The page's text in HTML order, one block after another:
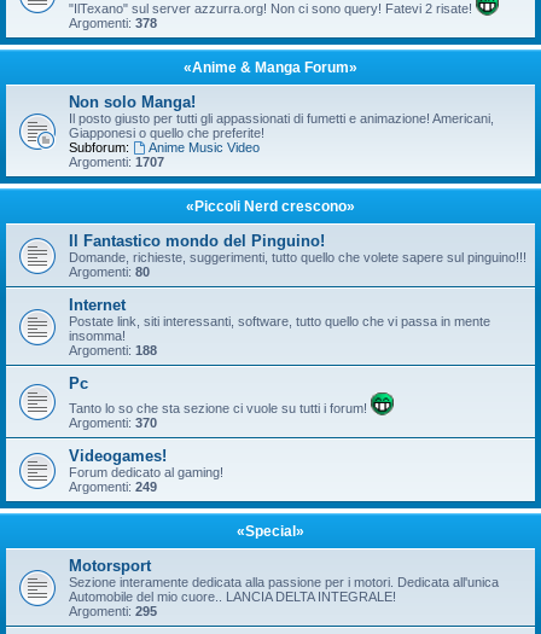
"IlTexano" sul server azzurra.org! Non ci sono query! Fatevi 2 risate!
Argomenti: 378
«Anime & Manga Forum»
Non solo Manga!
Il posto giusto per tutti gli appassionati di fumetti e animazione! Americani,
Giapponesi o quello che preferite!
Subforum:
Anime Music Video
Argomenti: 1707
«Piccoli Nerd crescono»
Il Fantastico mondo del Pinguino!
Domande, richieste, suggerimenti, tutto quello che volete sapere sul pinguino!!!
Argomenti: 80
Internet
Postate link, siti interessanti, software, tutto quello che vi passa in mente
insomma!
Argomenti: 188
Pc
Tanto lo so che sta sezione ci vuole su tutti i forum!
Argomenti: 370
Videogames!
Forum dedicato al gaming!
Argomenti: 249
«Special»
Motorsport
Sezione interamente dedicata alla passione per i motori. Dedicata all'unica
Automobile del mio cuore.. LANCIA DELTA INTEGRALE!
Argomenti: 295